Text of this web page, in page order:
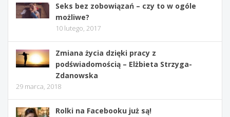
Seks bez zobowiązań – czy to w ogóle
możliwe?
10 lutego, 2017
Zmiana życia dzięki pracy z
podświadomością – Elżbieta Strzyga-
Zdanowska
29 marca, 2018
Rolki na Facebooku już są!